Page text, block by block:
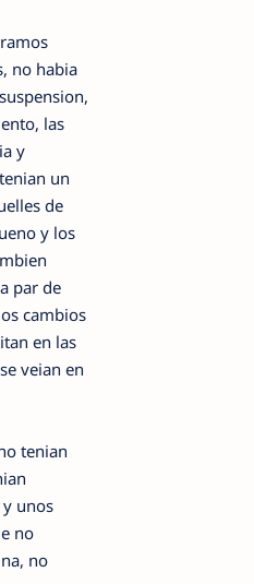
no habia
las
y
un
de
y los
par de
cambios
en las
veian en
tenian
unos
no
no